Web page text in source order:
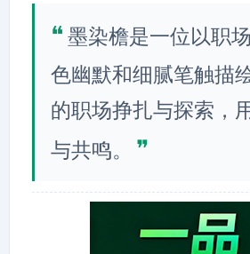
❝ 墨染檐是一位以职
色幽默和细腻笔触描
的职场挣扎与探索，
与共鸣。
❞